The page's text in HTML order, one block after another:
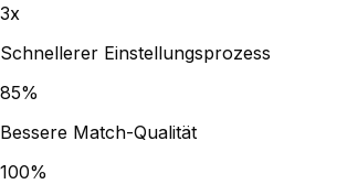
3x
Schnellerer Einstellungsprozess
85%
Bessere Match-Qualität
100%